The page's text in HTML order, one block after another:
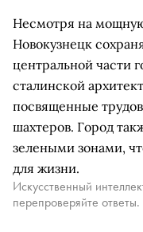
Несмотря на
Новокузнецк
центральной части
сталинской
посвященные
шахтеров. Город
зелеными зонами,
для жизни.
Искусственный
перепроверяйте ответы.